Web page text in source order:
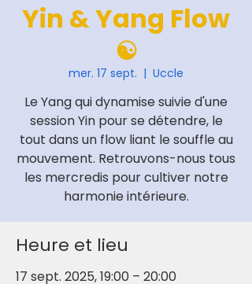
Yin & Yang Flow
☯️
mer. 17 sept.
  |
Uccle
Le Yang qui dynamise suivie d'une
session Yin pour se détendre, le
tout dans un flow liant le souffle au
mouvement. Retrouvons-nous tous
les mercredis pour cultiver notre
harmonie intérieure.
Heure et lieu
17 sept. 2025, 19:00 – 20:00